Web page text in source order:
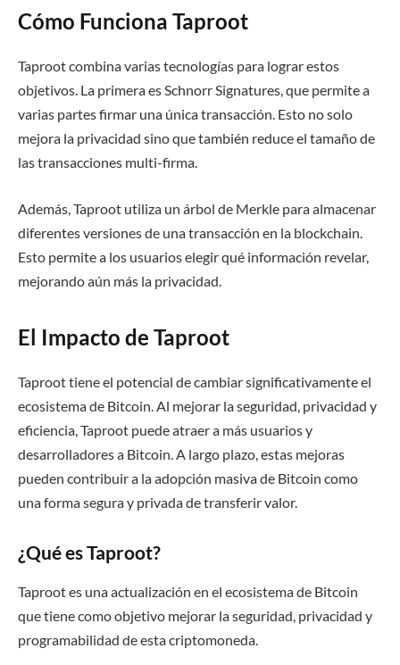
Cómo Funciona Taproot
Taproot combina varias tecnologías para lograr estos
objetivos. La primera es Schnorr Signatures, que permite a
varias partes firmar una única transacción. Esto no solo
mejora la privacidad sino que también reduce el tamaño de
las transacciones multi-firma.
Además, Taproot utiliza un árbol de Merkle para almacenar
diferentes versiones de una transacción en la blockchain.
Esto permite a los usuarios elegir qué información revelar,
mejorando aún más la privacidad.
El Impacto de Taproot
Taproot tiene el potencial de cambiar significativamente el
ecosistema de Bitcoin. Al mejorar la seguridad, privacidad y
eficiencia, Taproot puede atraer a más usuarios y
desarrolladores a Bitcoin. A largo plazo, estas mejoras
pueden contribuir a la adopción masiva de Bitcoin como
una forma segura y privada de transferir valor.
¿Qué es Taproot?
Taproot es una actualización en el ecosistema de Bitcoin
que tiene como objetivo mejorar la seguridad, privacidad y
programabilidad de esta criptomoneda.